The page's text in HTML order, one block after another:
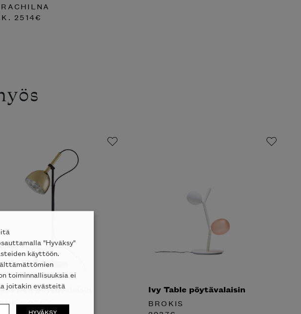
2514€
Bell pöytävalaisin
ROSET
Ivy Table pöytävalaisin
BROKIS
"Hyväksy"
käyttöön.
toiminnallisuuksia ei
joitakin evästeitä
HYVÄKSY